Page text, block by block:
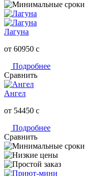
Лагуна
от 60950 c
Подробнее
Сравнить
Ангел
от 54450 c
Подробнее
Сравнить